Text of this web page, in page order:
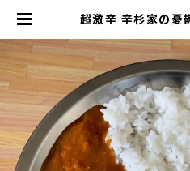
超激辛 辛杉家の憂鬱
ド館